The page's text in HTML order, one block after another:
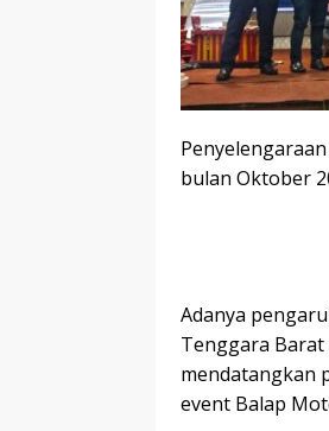
bulan Oktober
Adanya
Tenggara
mendatangkan
event Balap